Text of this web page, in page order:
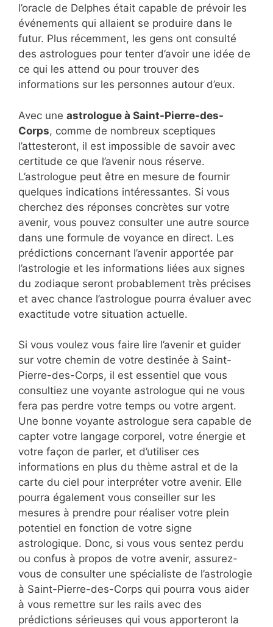
l’oracle de Delphes était capable de prévoir les
événements qui allaient se produire dans le
futur. Plus récemment, les gens ont consulté
des astrologues pour tenter d’avoir une idée de
ce qui les attend ou pour trouver des
informations sur les personnes autour d’eux.
Avec une astrologue à Saint-Pierre-des-
Corps, comme de nombreux sceptiques
l’attesteront, il est impossible de savoir avec
certitude ce que l’avenir nous réserve.
L’astrologue peut être en mesure de fournir
quelques indications intéressantes. Si vous
cherchez des réponses concrètes sur votre
avenir, vous pouvez consulter une autre source
dans une formule de voyance en direct. Les
prédictions concernant l’avenir apportée par
l’astrologie et les informations liées aux signes
du zodiaque seront probablement très précises
et avec chance l’astrologue pourra évaluer avec
exactitude votre situation actuelle.
Si vous voulez vous faire lire l’avenir et guider
sur votre chemin de votre destinée à Saint-
Pierre-des-Corps, il est essentiel que vous
consultiez une voyante astrologue qui ne vous
fera pas perdre votre temps ou votre argent.
Une bonne voyante astrologue sera capable de
capter votre langage corporel, votre énergie et
votre façon de parler, et d’utiliser ces
informations en plus du thème astral et de la
carte du ciel pour interpréter votre avenir. Elle
pourra également vous conseiller sur les
mesures à prendre pour réaliser votre plein
potentiel en fonction de votre signe
astrologique. Donc, si vous vous sentez perdu
ou confus à propos de votre avenir, assurez-
vous de consulter une spécialiste de l’astrologie
à Saint-Pierre-des-Corps qui pourra vous aider
à vous remettre sur les rails avec des
prédictions sérieuses qui vous apporteront la